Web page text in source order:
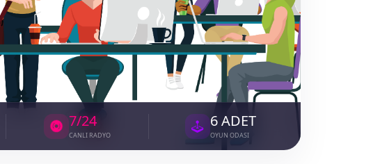
7/24
CANLI RADYO
6 ADET
OYUN ODASI